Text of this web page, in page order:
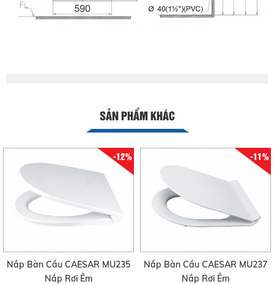
SẢN PHẨM KHÁC
-12%
Nắp Bàn Cầu CAESAR MU235
Nắp Rơi Êm
-11%
Nắp Bàn Cầu CAESAR MU237
Nắp Rơi Êm